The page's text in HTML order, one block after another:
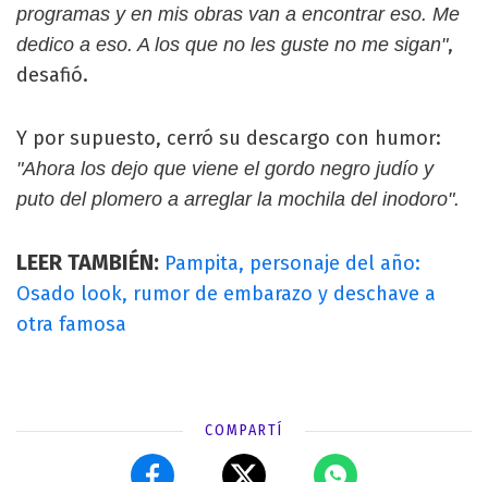
programas y en mis obras van a encontrar eso. Me
dedico a eso. A los que no les guste no me sigan",
desafió.
Y por supuesto, cerró su descargo con humor:
"Ahora los dejo que viene el gordo negro judío y
puto del plomero a arreglar la mochila del inodoro".
LEER TAMBIÉN: Pampita, personaje del año:
Osado look, rumor de embarazo y deschave a
otra famosa
COMPARTÍ